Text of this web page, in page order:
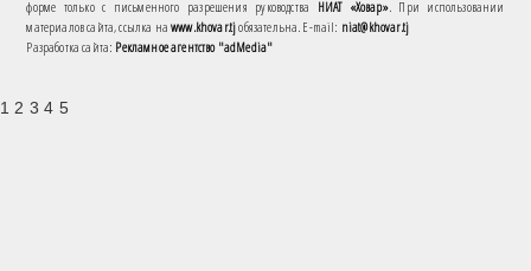
форме только с письменного разрешения руководства НИАТ «Ховар». При использовании
материалов сайта, ссылка наwww.khovar.tjобязательна. E-mail: niat@khovar.tj
Разработка сайта: Рекламное агентство "adMedia"
1 2 3 4 5